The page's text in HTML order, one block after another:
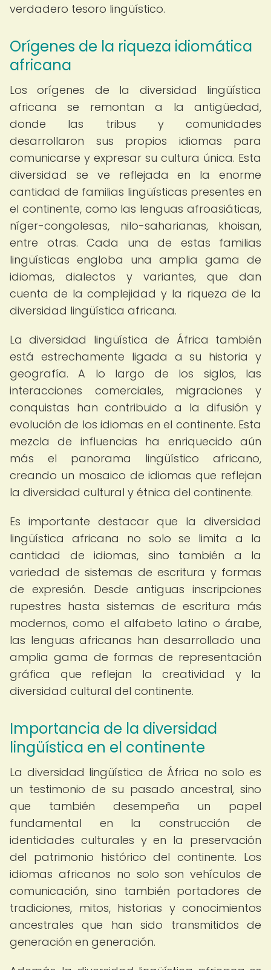
verdadero tesoro lingüístico.
Orígenes de la riqueza idiomática
africana
Los orígenes de la diversidad lingüística
africana se remontan a la antigüedad,
donde las tribus y comunidades
desarrollaron sus propios idiomas para
comunicarse y expresar su cultura única. Esta
diversidad se ve reflejada en la enorme
cantidad de familias lingüísticas presentes en
el continente, como las lenguas afroasiáticas,
níger-congolesas, nilo-saharianas, khoisan,
entre otras. Cada una de estas familias
lingüísticas engloba una amplia gama de
idiomas, dialectos y variantes, que dan
cuenta de la complejidad y la riqueza de la
diversidad lingüística africana.
La diversidad lingüística de África también
está estrechamente ligada a su historia y
geografía. A lo largo de los siglos, las
interacciones comerciales, migraciones y
conquistas han contribuido a la difusión y
evolución de los idiomas en el continente. Esta
mezcla de influencias ha enriquecido aún
más el panorama lingüístico africano,
creando un mosaico de idiomas que reflejan
la diversidad cultural y étnica del continente.
Es importante destacar que la diversidad
lingüística africana no solo se limita a la
cantidad de idiomas, sino también a la
variedad de sistemas de escritura y formas
de expresión. Desde antiguas inscripciones
rupestres hasta sistemas de escritura más
modernos, como el alfabeto latino o árabe,
las lenguas africanas han desarrollado una
amplia gama de formas de representación
gráfica que reflejan la creatividad y la
diversidad cultural del continente.
Importancia de la diversidad
lingüística en el continente
La diversidad lingüística de África no solo es
un testimonio de su pasado ancestral, sino
que también desempeña un papel
fundamental en la construcción de
identidades culturales y en la preservación
del patrimonio histórico del continente. Los
idiomas africanos no solo son vehículos de
comunicación, sino también portadores de
tradiciones, mitos, historias y conocimientos
ancestrales que han sido transmitidos de
generación en generación.